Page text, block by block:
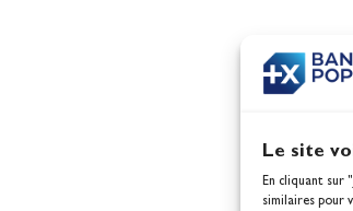
Le site
En cliquant sur
similaires pour
Berthomieu, vice-